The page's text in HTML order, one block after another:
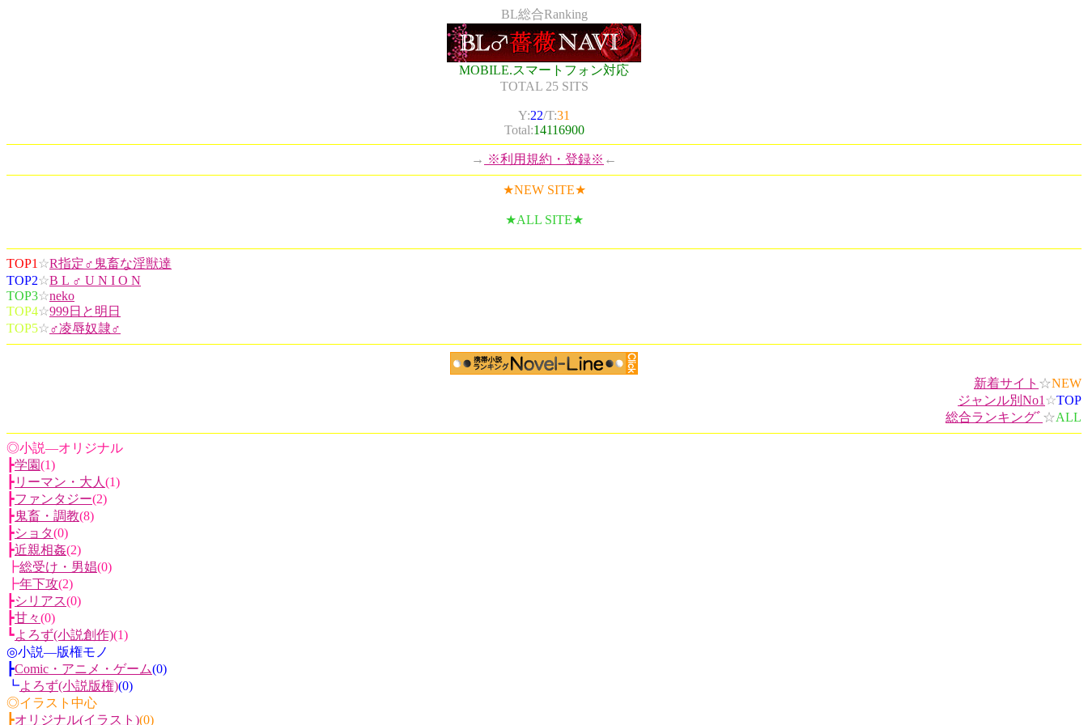
BL総合Ranking
MOBILE.スマートフォン対応
TOTAL 25 SITS
Y:22/T:31
Total:14116900
→ ※利用規約・登録※ ←
★NEW SITE★
★ALL SITE★
TOP1 ☆R指定♂鬼畜な淫獣達
TOP2☆B L ♂ U N I O N
TOP3☆neko
TOP4☆999日と明日
TOP5☆♂凌辱奴隷♂
新着サイト ☆NEW
ジャンル別No1 ☆TOP
総合ランキングﾞ ☆ALL
◎小説―オリジナル
┣学園(1)
┣リーマン・大人 (1)
┣ファンタジー(2)
┣鬼畜・調教(8)
┣ショタ(0)
┣近親相姦(2)
┣総受け・男娼(0)
┣年下攻(2)
┣シリアス(0)
┣甘々(0)
┗よろず(小説創作)(1)
◎小説―版権モノ
┣Comic・アニメ・ゲーム(0)
┗よろず(小説版権)(0)
◎イラスト中心
┣オリジナル(イラスト)(0)